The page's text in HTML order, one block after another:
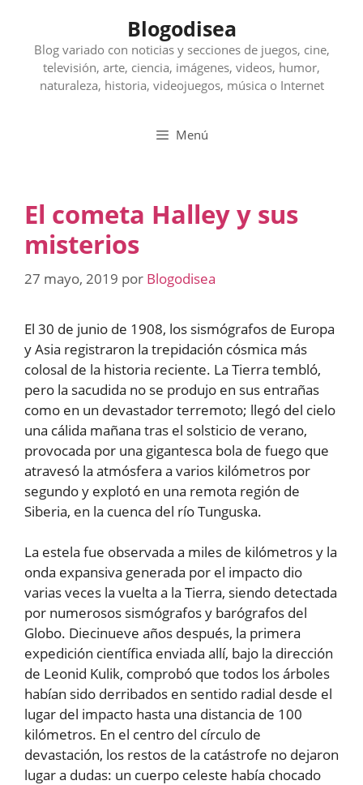
contenido
Blogodisea
Blog variado con noticias y secciones de juegos, cine,
televisión, arte, ciencia, imágenes, videos, humor,
naturaleza, historia, videojuegos, música o Internet
Menú
El cometa Halley y sus
misterios
27 mayo, 2019 por Blogodisea
El 30 de junio de 1908, los sismógrafos de Europa
y Asia registraron la trepidación cósmica más
colosal de la historia reciente. La Tierra tembló,
pero la sacudida no se produjo en sus entrañas
como en un devastador terremoto; llegó del cielo
una cálida mañana tras el solsticio de verano,
provocada por una gigantesca bola de fuego que
atravesó la atmósfera a varios kilómetros por
segundo y explotó en una remota región de
Siberia, en la cuenca del río Tunguska.
La estela fue observada a miles de kilómetros y la
onda expansiva generada por el impacto dio
varias veces la vuelta a la Tierra, siendo detectada
por numerosos sismógrafos y barógrafos del
Globo. Diecinueve años después, la primera
expedición científica enviada allí, bajo la dirección
de Leonid Kulik, comprobó que todos los árboles
habían sido derribados en sentido radial desde el
lugar del impacto hasta una distancia de 100
kilómetros. En el centro del círculo de
devastación, los restos de la catástrofe no dejaron
lugar a dudas: un cuerpo celeste había chocado